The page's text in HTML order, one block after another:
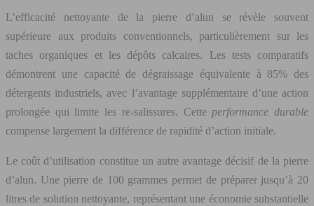
L’efficacité nettoyante de la pierre d’alun se révèle souvent
supérieure aux produits conventionnels, particulièrement sur les
taches organiques et les dépôts calcaires. Les tests comparatifs
démontrent une capacité de dégraissage équivalente à 85% des
détergents industriels, avec l’avantage supplémentaire d’une action
prolongée qui limite les re-salissures. Cette performance durable
compense largement la différence de rapidité d’action initiale.
Le coût d’utilisation constitue un autre avantage décisif de la pierre
d’alun. Une pierre de 100 grammes permet de préparer jusqu’à 20
litres de solution nettoyante, représentant une économie substantielle